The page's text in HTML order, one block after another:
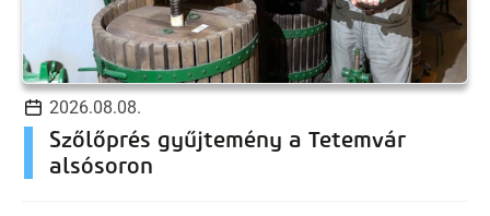
2026.08.08.
Szőlőprés gyűjtemény a Tetemvár
alsósoron